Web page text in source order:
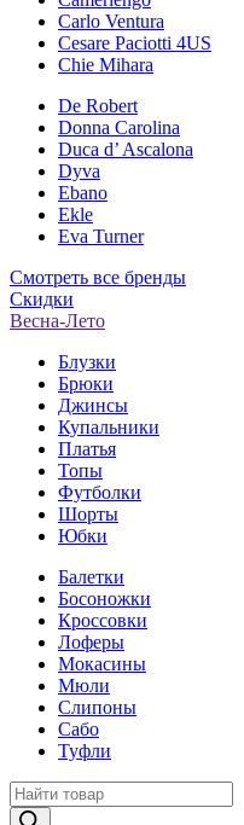
Carlo Ventura
Cesare Paciotti 4US
Chie Mihara
De Robert
Donna Carolina
Duca d’ Ascalona
Dyva
Ebano
Ekle
Eva Turner
Смотреть все бренды
Скидки
Весна-Лето
Блузки
Брюки
Джинсы
Купальники
Платья
Топы
Футболки
Шорты
Юбки
Балетки
Босоножки
Кроссовки
Лоферы
Мокасины
Мюли
Слипоны
Сабо
Туфли
Поиск
товаров